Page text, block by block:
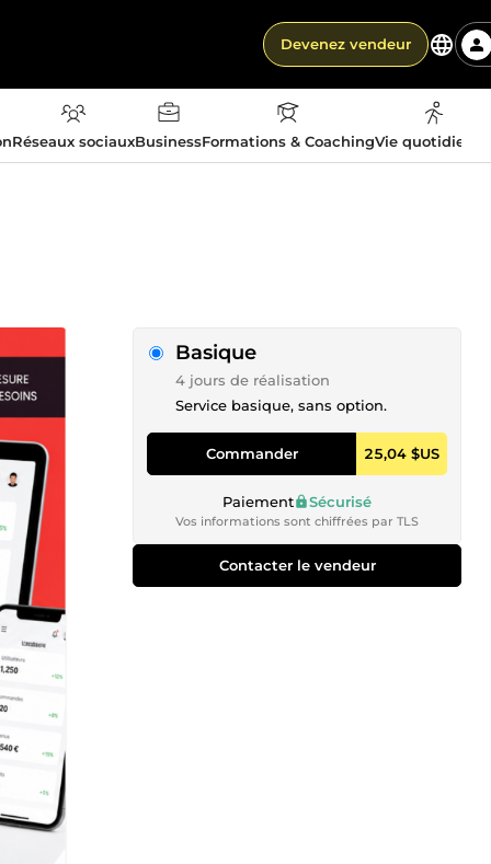
Devenez vendeur
Réseaux sociauxBusinessFormations & CoachingVie
Basique
4 jours de réalisation
Service basique, sans option.
Commander 25,04 $US
Paiement Sécurisé
Vos informations sont chiffrées par TLS
Contacter le vendeur